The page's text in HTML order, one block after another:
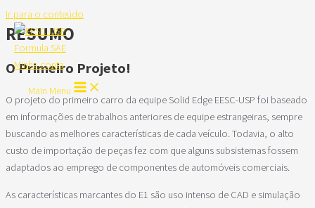
Ir para o conteúdo
Minha conta
Main Menu
RESUMO
O Primeiro Projeto!
O projeto do primeiro carro da equipe Solid Edge EESC-USP foi baseado
em informações de trabalhos anteriores de equipe estrangeiras, sempre
buscando as melhores características de cada veículo. Todavia, o alto
custo de importação de peças fez com que alguns subsistemas fossem
adaptados ao emprego de componentes de automóveis comerciais.
As características marcantes do E1 são uso intenso de CAD e simulação